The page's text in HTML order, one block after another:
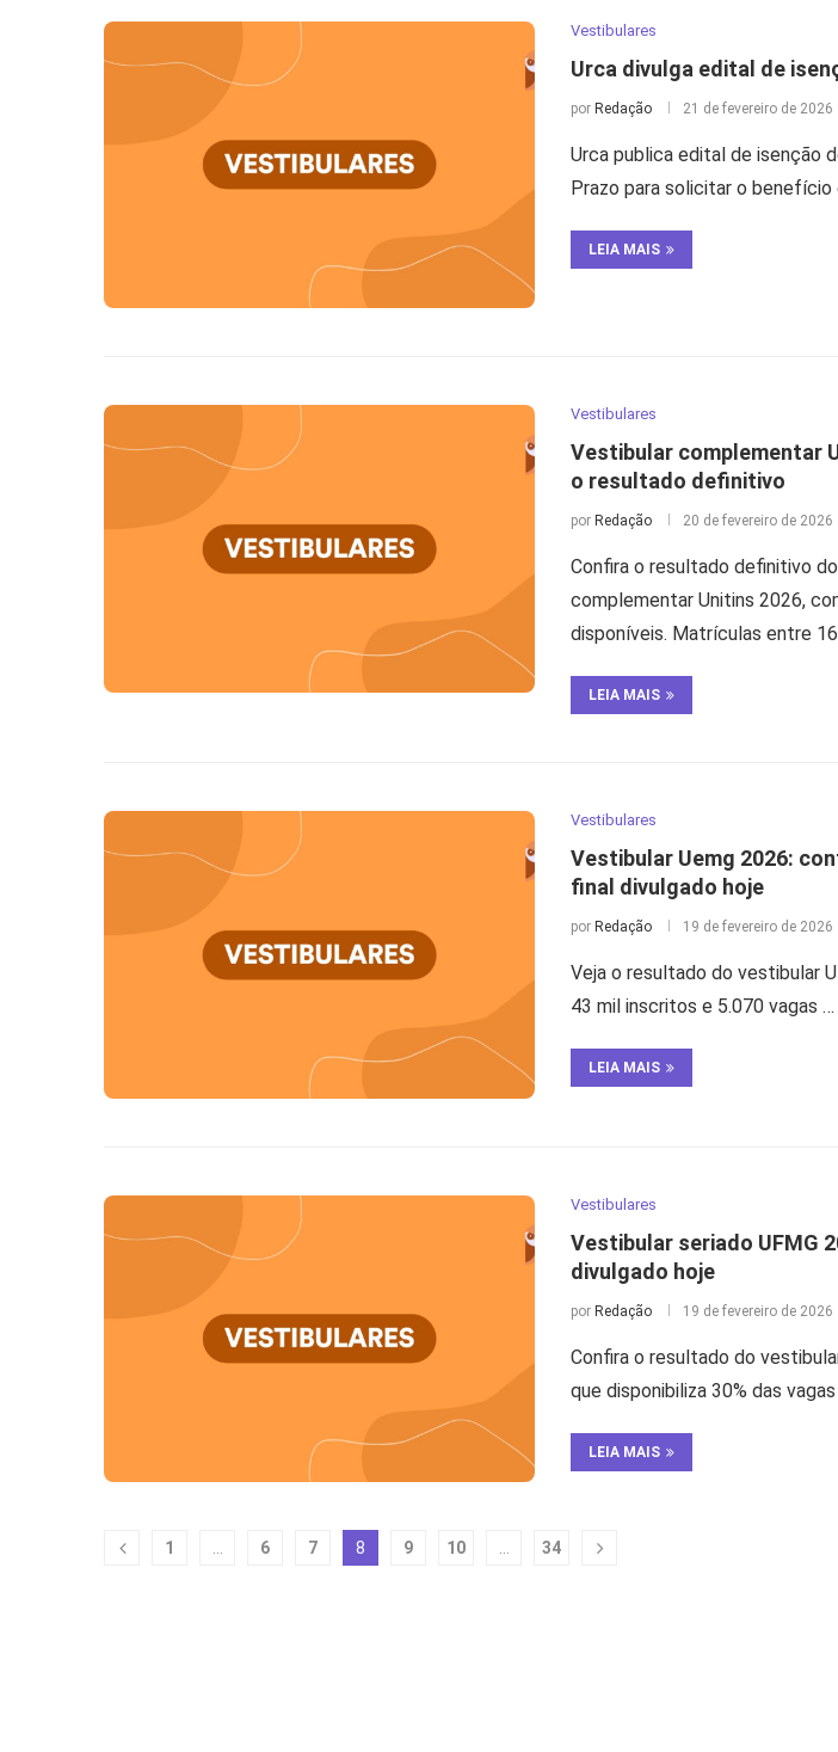
Vestibulares
Urca divulga edital de
por Redação 21 de fevereiro de 2026
Urca publica edital de isenção
Prazo para solicitar o benefício
LEIA MAIS
Vestibulares
Vestibular complementar
o resultado definitivo
por Redação 20 de fevereiro de 2026
Confira o resultado definitivo
complementar Unitins 2026,
disponíveis. Matrículas entre
LEIA MAIS
Vestibulares
Vestibular Uemg 2026:
final divulgado hoje
por Redação 19 de fevereiro de 2026
Veja o resultado do vestibular
43 mil inscritos e 5.070 vagas …
LEIA MAIS
Vestibulares
Vestibular seriado UFMG
divulgado hoje
por Redação 19 de fevereiro de 2026
Confira o resultado do
que disponibiliza 30% das
LEIA MAIS
1 … 6 7 8 9 10 … 34